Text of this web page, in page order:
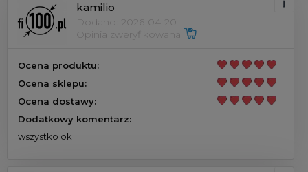
kamilio
Dodano: 2026-04-20
Opinia zweryfikowana
Ocena produktu:
Ocena sklepu:
Ocena dostawy:
Dodatkowy komentarz:
wszystko ok